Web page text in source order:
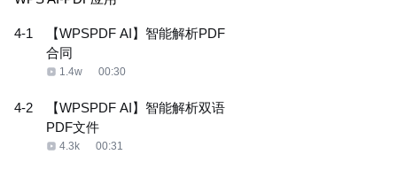
4-1
【WPSPDF AI】智能解析PDF
合同
1.4w 00:30
4-2
【WPSPDF AI】智能解析双语
PDF文件
4.3k 00:31